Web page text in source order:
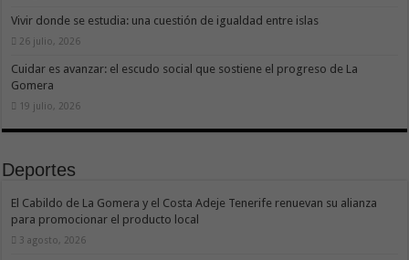
Vivir donde se estudia: una cuestión de igualdad entre islas
26 julio, 2026
Cuidar es avanzar: el escudo social que sostiene el progreso de La
Gomera
19 julio, 2026
Deportes
El Cabildo de La Gomera y el Costa Adeje Tenerife renuevan su alianza
para promocionar el producto local
3 agosto, 2026